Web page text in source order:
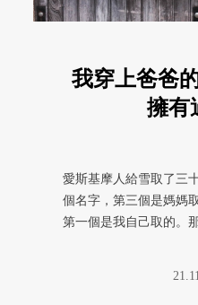
我穿上爸爸
擁有
愛斯基摩人給雪取了三
個名字，第三個是媽媽
第一個是我自己取的。